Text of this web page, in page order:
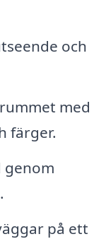
och
med
färger.
genom
på ett